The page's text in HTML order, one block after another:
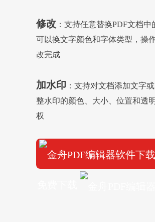
修改 ：支持任意替换PDF文档
可以换文字颜色和字体类型，操
改完成
加水印 ：支持对文档添加文字
整水印的颜色、大小、位置和透
权